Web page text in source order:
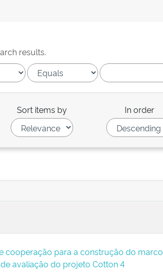
results.
Sort items by In order
cooperação para a construção do marco
avaliação do projeto Cotton 4